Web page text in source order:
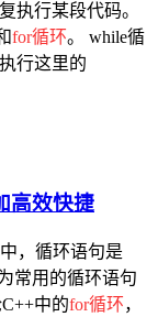
执行某段代码。
for循环。 while循
行这里的
高效快捷
，循环语句是
常用的循环语句
中的for循环，